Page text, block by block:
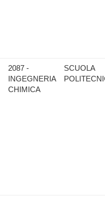
2087 -
INGEGNERIA
CHIMICA
SCUOLA